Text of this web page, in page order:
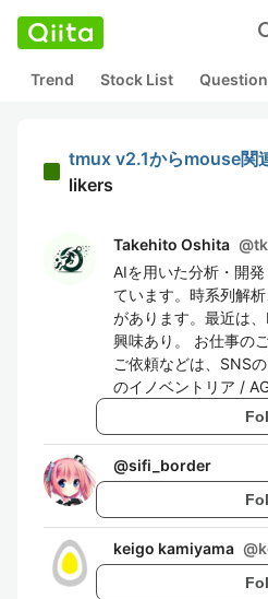
Trend Stock List Question
tmux v2.1からmouse関
likers
Takehito Oshita @
AIを用いた分析・開
ています。時系列解
があります。最近は
興味あり。 お仕事の
ご依頼などは、SNS
のイノベントリア /
@sifi_border
keigo kamiyama @